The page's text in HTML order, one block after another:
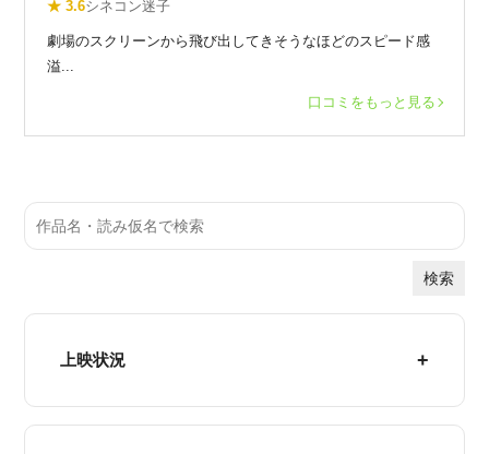
★ 3.6シネコン迷子
劇場のスクリーンから飛び出してきそうなほどのスピード感
溢...
口コミをもっと見る
検索
上映状況